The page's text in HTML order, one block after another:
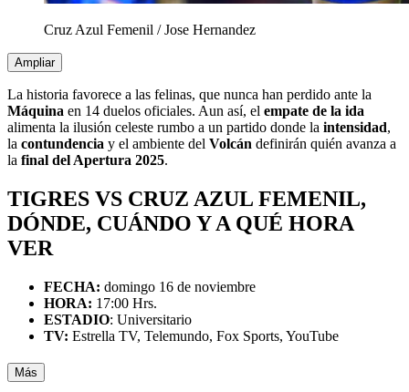
Cruz Azul Femenil /Jose Hernandez
Ampliar
La historia favorece a las felinas, que nunca han perdido ante la
Máquina en 14 duelos oficiales. Aun así, el empate de la ida
alimenta la ilusión celeste rumbo a un partido donde la intensidad,
la contundencia y el ambiente del Volcán definirán quién avanza a
la final del Apertura 2025.
TIGRES VS CRUZ AZUL FEMENIL,
DÓNDE, CUÁNDO Y A QUÉ HORA
VER
FECHA: domingo 16 de noviembre
HORA: 17:00 Hrs.
ESTADIO: Universitario
TV: Estrella TV, Telemundo, Fox Sports, YouTube
Más